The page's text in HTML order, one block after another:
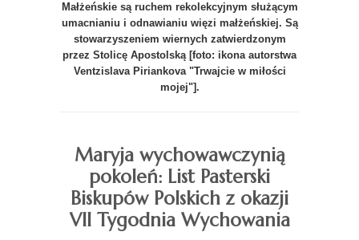
Małżeńskie są ruchem rekolekcyjnym służącym
umacnianiu i odnawianiu więzi małżeńskiej. Są
stowarzyszeniem wiernych zatwierdzonym
przez Stolicę Apostolską [foto: ikona autorstwa
Ventzislava Piriankova "Trwajcie w miłości
mojej"].
Maryja wychowawczynią
pokoleń: List Pasterski
Biskupów Polskich z okazji
VII Tygodnia Wychowania